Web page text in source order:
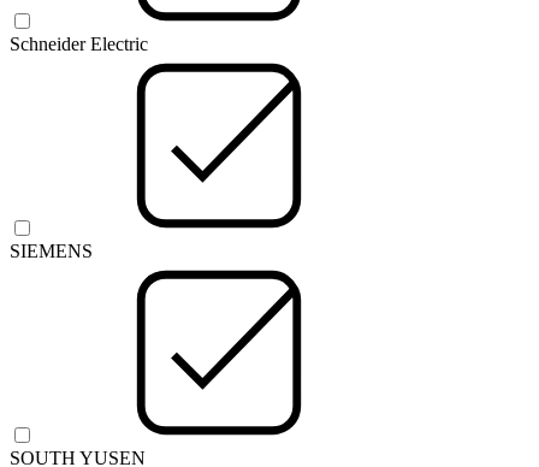
Schneider Electric
SIEMENS
SOUTH YUSEN